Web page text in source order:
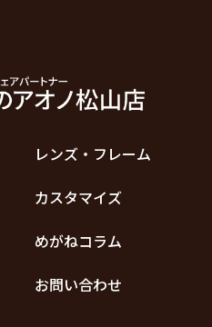
レンズ・フレーム
カスタマイズ
めがねコラム
お問い合わせ